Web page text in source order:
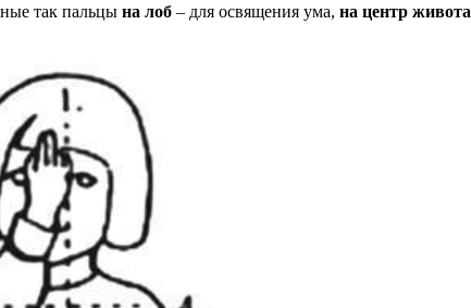
так пальцы на лоб – для освящения ума, на центр живота